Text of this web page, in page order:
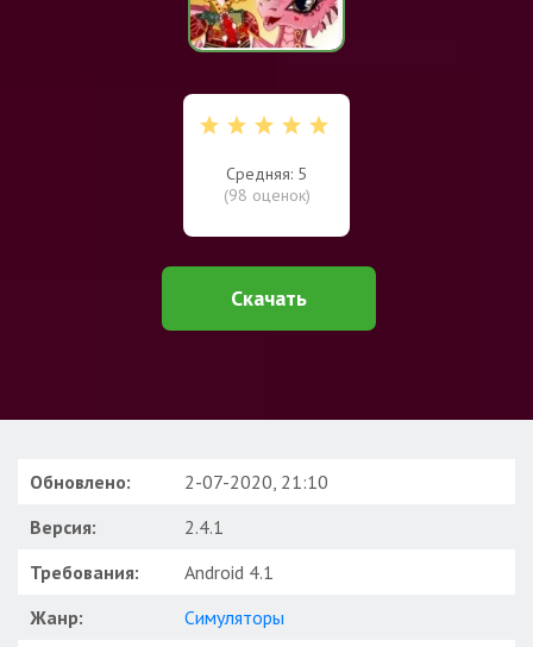
Средняя: 5
(98 оценок)
Скачать
Обновлено:
2-07-2020, 21:10
Версия:
2.4.1
Требования:
Android 4.1
Жанр:
Симуляторы